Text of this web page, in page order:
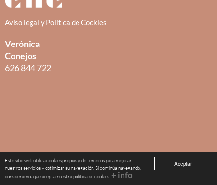
Aceptar
Este sitio web utiliza cookies propias y de terceros para mejorar
nuestros servicios y optimizar su navegación. Si continúa navegando,
consideramos que acepta nuestra política de cookies. + info
Aviso legal y Política de Cookies
Verónica
Conejos
626 844 722